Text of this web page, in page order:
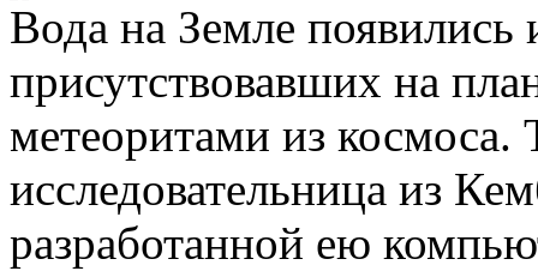
Вода на Земле появились
присутствовавших на
метеоритами из космоса.
исследовательница из
разработанной ею